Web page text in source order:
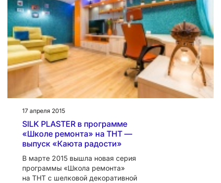
17 апреля 2015
SILK PLASTER в программе
«Школе ремонта» на ТНТ —
выпуск «Каюта радости»
В марте 2015 вышла новая серия
программы «Школа ремонта»
на ТНТ с шелковой декоративной